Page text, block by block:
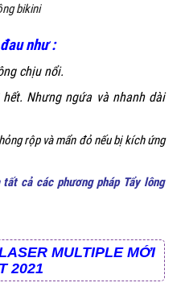
bikini
như :
chịu nổi.
Nhưng ngứa và nhanh dài
rộp và mẩn đỏ nếu bị kích ứng
cả các phương pháp Tẩy lông
MULTIPLE MỚI
2021